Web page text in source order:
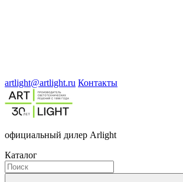
artlight@artlight.ru Контакты
официальный дилер Arlight
Каталог